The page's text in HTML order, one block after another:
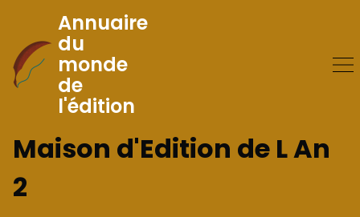
Skip
to
Content
Annuaire
du
monde
de
l'édition
Maison d'Edition de L An
2